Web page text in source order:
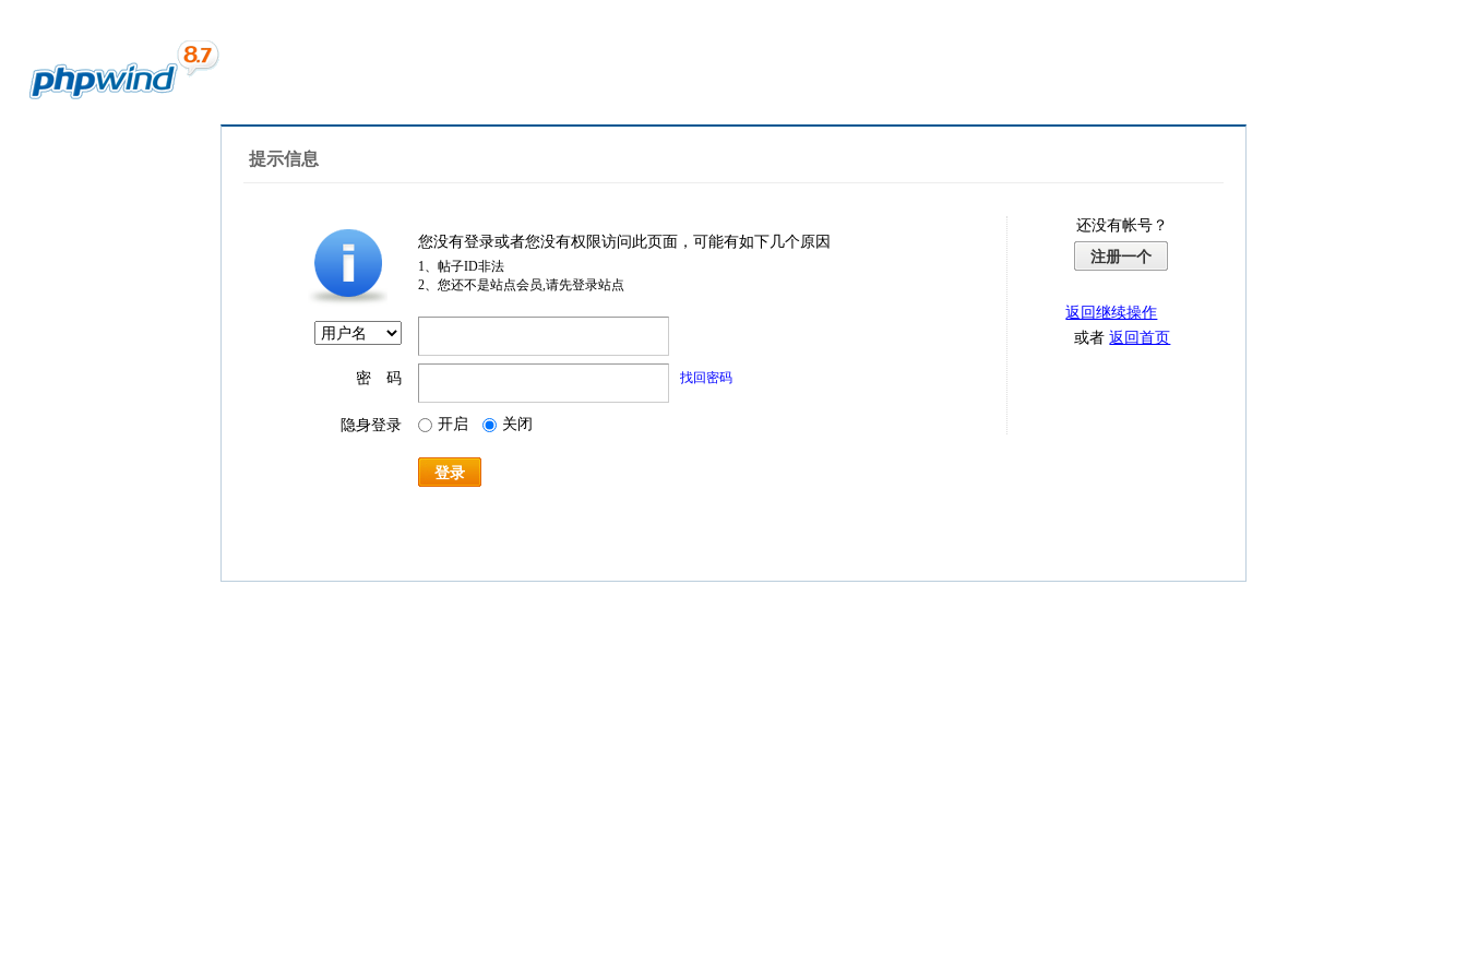
提示信息
您没有登录或者您没有权限访问此页面，可能有如下几个原因
1、帖子ID非法
2、您还不是站点会员,请先登录站点
密 码 找回密码
隐身登录 开启 关闭
登录
还没有帐号？
注册一个
返回继续操作
或者返回首页